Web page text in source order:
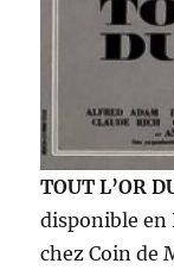
TOUT L’OR
disponible en
chez Coin de